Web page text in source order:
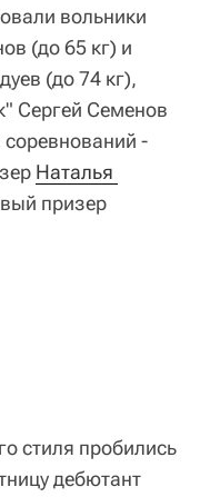
вольники
(до 65 кг) и
(до 74 кг),
Сергей Семенов
-
Наталья
призер
стиля пробились
дебютант